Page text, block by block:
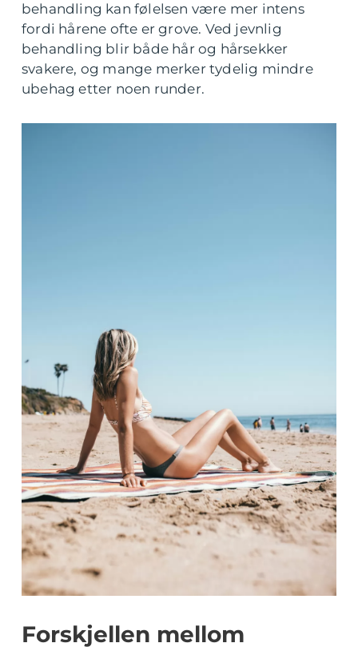
behandling kan følelsen være mer intens
fordi hårene ofte er grove. Ved jevnlig
behandling blir både hår og hårsekker
svakere, og mange merker tydelig mindre
ubehag etter noen runder.
Forskjellen mellom